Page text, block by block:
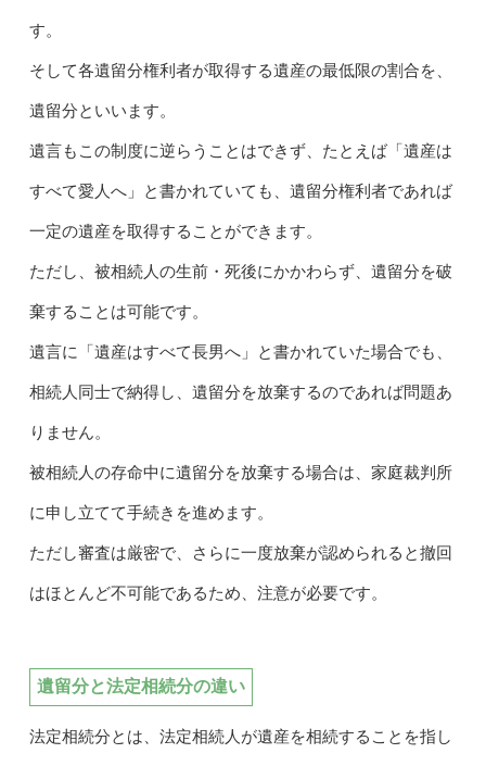
す。
そして各遺留分権利者が取得する遺産の最低限の割合を、
遺留分といいます。
遺言もこの制度に逆らうことはできず、たとえば「遺産は
すべて愛人へ」と書かれていても、遺留分権利者であれば
一定の遺産を取得することができます。
ただし、被相続人の生前・死後にかかわらず、遺留分を破
棄することは可能です。
遺言に「遺産はすべて長男へ」と書かれていた場合でも、
相続人同士で納得し、遺留分を放棄するのであれば問題あ
りません。
被相続人の存命中に遺留分を放棄する場合は、家庭裁判所
に申し立てて手続きを進めます。
ただし審査は厳密で、さらに一度放棄が認められると撤回
はほとんど不可能であるため、注意が必要です。
遺留分と法定相続分の違い
法定相続分とは、法定相続人が遺産を相続することを指し